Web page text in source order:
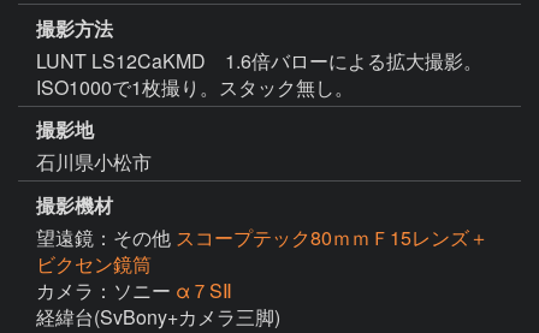
撮影方法
LUNT LS12CaKMD 1.6倍バローによる拡大撮影。
ISO1000で1枚撮り。スタック無し。
撮影地
石川県小松市
撮影機材
望遠鏡：その他 スコープテック80ｍｍＦ15レンズ＋
ビクセン鏡筒
カメラ：ソニー α７SⅡ
経緯台(SvBony+カメラ三脚)